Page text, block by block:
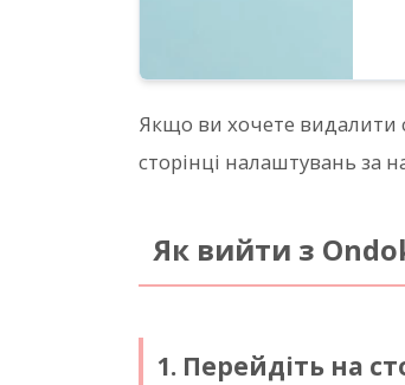
Якщо ви хочете видалити
сторінці налаштувань за
Як вийти з
1. Перейдіть на